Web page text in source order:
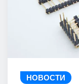
НОВОСТИ